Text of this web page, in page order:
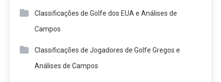
Classificações de Golfe dos EUA e Análises de
Campos
Classificações de Jogadores de Golfe Gregos e
Análises de Campos